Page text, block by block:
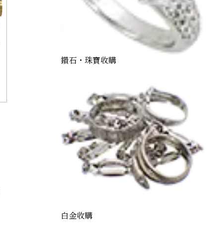
鑽石・珠寶收購
白金收購